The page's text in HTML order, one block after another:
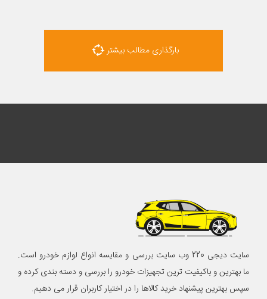
بارگذاری مطالب بیشتر
سایت دیجی 220 وب سایت بررسی و مقایسه انواع لوازم خودرو است.
ما بهترین و باکیفیت ترین تجهیزات خودرو را بررسی و دسته بندی کرده و
سپس بهترین پیشنهاد خرید کالاها را در اختیار کاربران قرار می دهیم.